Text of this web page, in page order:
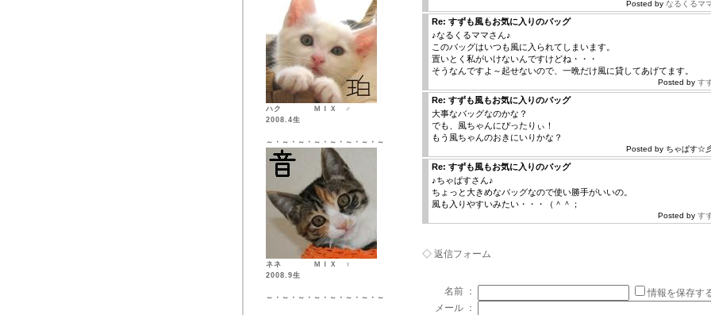
ハク ＭＩＸ ♂
2008.4生
～・～・～・～・～・～・～・～
ネネ ＭＩＸ ♀
2008.9生
～・～・～・～・～・～・～・～
Posted by なるくるマ
Re: すずも風もお気に入りのバッグ
♪なるくるママさん♪
このバッグはいつも風に入られてしまいます。
置いとく私がいけないんですけどね・・・
そうなんですよ～起せないので、一晩だけ風に貸してあげてます。
Posted by す
Re: すずも風もお気に入りのバッグ
大事なバッグなのかな？
でも、風ちゃんにぴったりぃ！
もう風ちゃんのおきにいりかな？
Posted by ちゃぱす☆
Re: すずも風もお気に入りのバッグ
♪ちゃぱすさん♪
ちょっと大きめなバッグなので使い勝手がいいの。
風も入りやすいみたい・・・（＾＾；
Posted by す
◇ 返信フォーム
名前 ：
情報を保存す
メール ：